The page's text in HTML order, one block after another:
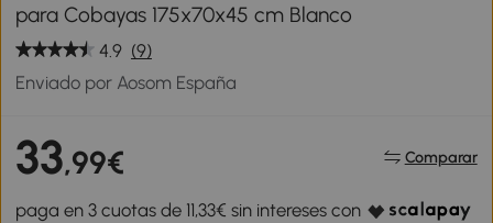
para Cobayas 175x70x45 cm Blanco
4.9 (9)
Enviado por Aosom España
33,99€ Comparar
paga en 3 cuotas de 11,33€ sin intereses con